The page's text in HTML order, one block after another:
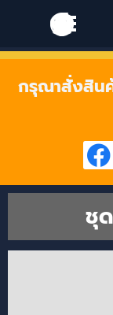
Skip
Skip menu
กรุณาสั่งสิน
ชุ